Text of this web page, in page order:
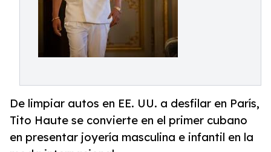
De limpiar autos en EE. UU. a desfilar en París,
Tito Haute se convierte en el primer cubano
en presentar joyería masculina e infantil en la